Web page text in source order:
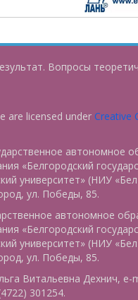
Вопросы
are licensed under Creative
автономное
«Белгородский
университет» (НИУ
ул. Победы, 85.
автономное
«Белгородский
университет» (НИУ
ул. Победы, 85.
Витальевна Дехнич, e-
301254.